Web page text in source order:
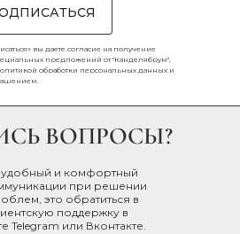
ВОПРОСЫ?
удобный и комфортный
при решении
это обратиться в
поддержку в
Telegram или Вконтакте.
вы даете согласие на получение
предложений от "Канделябрум",
обработки персональных данных и
.